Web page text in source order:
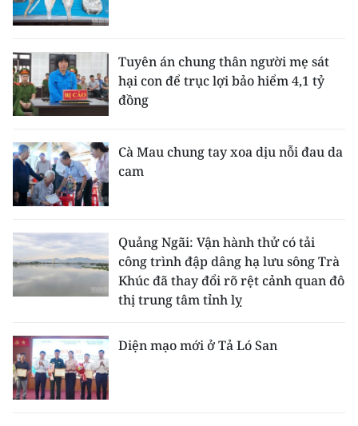
Tuyên án chung thân người mẹ sát
hại con để trục lợi bảo hiểm 4,1 tỷ
đồng
Cà Mau chung tay xoa dịu nỗi đau da
cam
Quảng Ngãi: Vận hành thử có tải
công trình đập dâng hạ lưu sông Trà
Khúc đã thay đổi rõ rệt cảnh quan đô
thị trung tâm tỉnh lỵ
Diện mạo mới ở Tả Ló San